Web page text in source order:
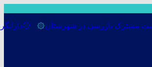
بازرسی در شهرستان۞ 🔴دارابگرد فارس در مسیر